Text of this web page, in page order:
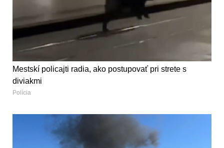
Mestskí policajti radia, ako postupovať pri strete s
diviakmi
Polícia